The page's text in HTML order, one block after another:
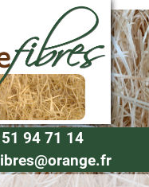
94 71 14